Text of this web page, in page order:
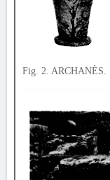
Fig. 2. ARCHANÈS.